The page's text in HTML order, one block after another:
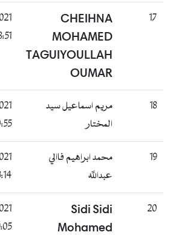
CHEIHNA
MOHAMED
TAGUIYOULLAH
OUMAR
مريم اسماعيل سيد
المختار
محمد ابراهيم فاالي
عبدالله
20
Sidi Sidi
Mohamed